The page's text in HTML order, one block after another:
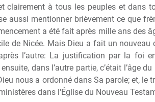
clairement à tous les peuples et dans
aussi mentionner brièvement ce que frè
a été fait après mille ans des
de Nicée. Mais Dieu a fait un
ès l’autre: La justification par la foi
dans l’autre partie, c’était l’âge
nous a ordonné dans Sa parole; et, le
ères dans l'Église du Nouveau